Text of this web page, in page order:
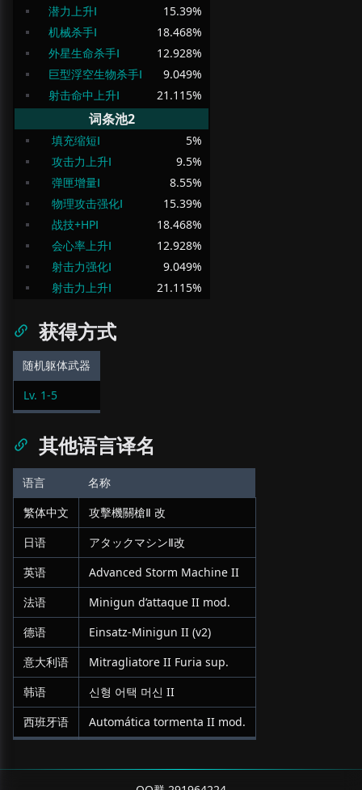
潜力上升Ⅰ
15.39%
机械杀手Ⅰ
18.468%
外星生命杀手Ⅰ
12.928%
巨型浮空生物杀手Ⅰ
9.049%
射击命中上升Ⅰ
21.115%
词条池2
填充缩短Ⅰ 5%
攻击力上升Ⅰ
9.5%
弹匣增量Ⅰ
8.55%
物理攻击强化Ⅰ
15.39%
战技+HPⅠ
18.468%
会心率上升Ⅰ
12.928%
射击力强化Ⅰ
9.049%
射击力上升Ⅰ
21.115%
获得方式
随机躯体武器
Lv. 1-5
其他语言译名
语言
名称
繁体中文
攻擊機關槍Ⅱ 改
日语
アタックマシンⅡ改
英语
Advanced Storm Machine II
法语
Minigun d’attaque II mod.
德语
Einsatz-Minigun II (v2)
意大利语
Mitragliatore II Furia sup.
韩语
신형 어택 머신 II
西班牙语
Automática tormenta II mod.